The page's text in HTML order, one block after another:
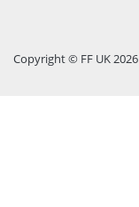
Copyright © FF UK 2026